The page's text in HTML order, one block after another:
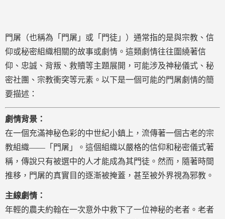
門屠（也稱為「門屠」或「門徒」）通常指的是與宗教、信
仰或秘密組織相關的故事或劇情。這類劇情往往圍繞著信
仰、忠誠、背叛、救贖等主題展開，可能涉及神秘儀式、秘
密社團、宗教衝突等元素。以下是一個可能的門屠劇情的簡
要描述：
劇情背景：
在一個充滿神秘色彩的中世紀小鎮上，流傳著一個古老的宗
教組織——「門屠」。這個組織以嚴格的信仰和秘密儀式著
稱，傳說只有被選中的人才能成為其門徒。然而，隨著時間
推移，門屠的真實目的逐漸被掩蓋，甚至被外界視為邪教。
主線劇情：
年輕的農夫約翰在一次意外中救下了一位神秘的老者。老者